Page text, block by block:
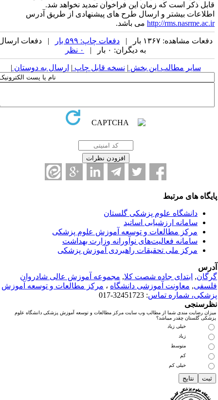
قابل ذکر است که زمان این فراخوان تمدید نخواهد شد.
اطلاعات بیشتر و ارسال طرح های پیشنهادی از طریق آدرس
http://rms.nasrme.ac.irمی باشد.
دفعات مشاهده: ۱۳۶۷ بار | دفعات چاپ: ۵۹۹ بار
| دفعات ارسال
به دیگران: ۰ بار |
۰ نظر
سایر مطالب این بخش | نسخه قابل چاپ | ارسال به دوستان
های مرتبط
دانشگاه علوم پزشکی گلستان
سامانه ارزشیابی اساتید
مرکز مطالعات و توسعه آموزش علوم پزشکی
سامانه فعالیت‌های نوآورانه وزارت بهداشت
مرکز ملی تحقیقات راهبردی آموزش پزشکی
, ابتدای جاده شصت کلا, مجموعه آموزش عالی شادروان
, معاونت آموزشی دانشگاه، مرکز مطالعات و توسعه آموزش
شماره تماس : 32451723-017
میزان رضایت مندی شما از مطالب وب سایت مرکز مطالعات و توسعه آموزش پزشکی دانشگاه علوم
پزشکی گلستان چقدر میباشد؟
خیلی زیاد
زیاد
متوسط
کم
خیلی کم